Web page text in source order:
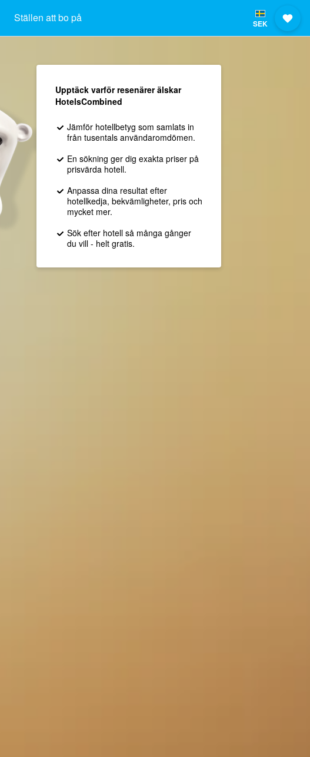
Ställen att bo på SEK
Upptäck varför resenärer älskar
HotelsCombined
Jämför hotellbetyg som samlats in
från tusentals användaromdömen.
En sökning ger dig exakta priser på
prisvärda hotell.
Anpassa dina resultat efter
hotellkedja, bekvämligheter, pris och
mycket mer.
Sök efter hotell så många gånger
du vill - helt gratis.